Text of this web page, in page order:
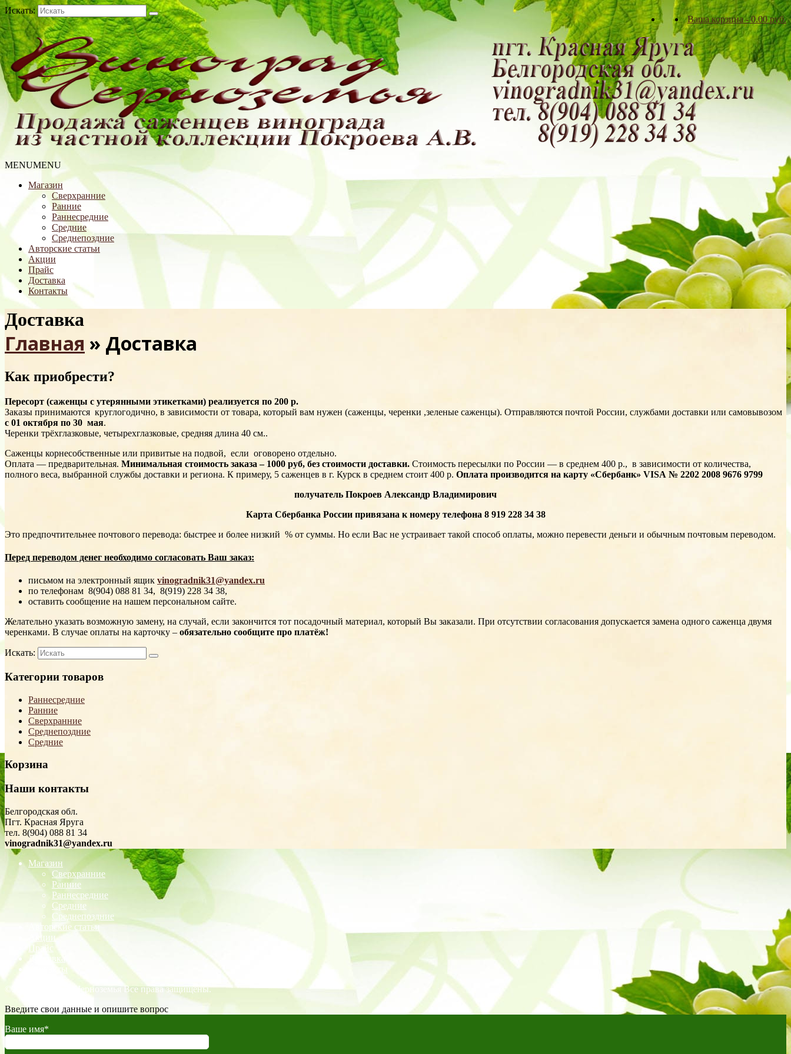
Ваша корзина- 0.00руб.
Искать:
MENUMENU
Магазин
Сверхранние
Ранние
Раннесредние
Средние
Среднепоздние
Авторские статьи
Акции
Прайс
Доставка
Контакты
Доставка
Главная » Доставка
Как приобрести?
Пересорт (саженцы с утерянными этикетками) реализуется по 200 р.
Заказы принимаются круглогодично, в зависимости от товара, который вам нужен (саженцы, черенки ,зеленые саженцы). Отправляются почтой России, службами доставки или самовывозом
с 01 октября по 30 мая.
Черенки трёхглазковые, четырехглазковые, средняя длина 40 см..
Саженцы корнесобственные или привитые на подвой, если оговорено отдельно.
Оплата — предварительная. Минимальная стоимость заказа – 1000 руб, без стоимости доставки. Стоимость пересылки по России — в среднем 400 р., в зависимости от количества,
полного веса, выбранной службы доставки и региона. К примеру, 5 саженцев в г. Курск в среднем стоит 400 р. Оплата производится на карту «Сбербанк» VISA № 2202 2008 9676 9799
получатель Покроев Александр Владимирович
Карта Сбербанка России привязана к номеру телефона 8 919 228 34 38
Это предпочтительнее почтового перевода: быстрее и более низкий % от суммы. Но если Вас не устраивает такой способ оплаты, можно перевести деньги и обычным почтовым переводом.
Перед переводом денег необходимо согласовать Ваш заказ:
письмом на электронный ящик vinogradnik31@yandex.ru
по телефонам 8(904) 088 81 34, 8(919) 228 34 38,
оставить сообщение на нашем персональном сайте.
Желательно указать возможную замену, на случай, если закончится тот посадочный материал, который Вы заказали. При отсутствии согласования допускается замена одного саженца двумя
черенками. В случае оплаты на карточку – обязательно сообщите про платёж!
Искать:
Категории товаров
Раннесредние
Ранние
Сверхранние
Среднепоздние
Средние
Корзина
Наши контакты
Белгородская обл.
Пгт. Красная Яруга
тел. 8(904) 088 81 34
vinogradnik31@yandex.ru
Магазин
Сверхранние
Ранние
Раннесредние
Средние
Среднепоздние
Авторские статьи
Акции
Прайс
Доставка
Контакты
©2026 Виноград Черноземья Все права защищены.
Введите свои данные и опишите вопрос
Ваше имя*